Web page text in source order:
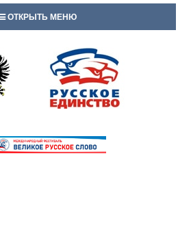
ОТКРЫТЬ МЕНЮ